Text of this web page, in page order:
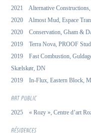
2021 Alternative Constructions,
2020 Almost Mud, Espace
2020 Conservation, Gham &
2019 Terra Nova, PROOF
2019 Fast Combustion,
Skælskør, DN
2019 In-Flux, Eastern Block,
ART PUBLIC
2025 « Rozy », Centre d’art
RÉSIDENCES